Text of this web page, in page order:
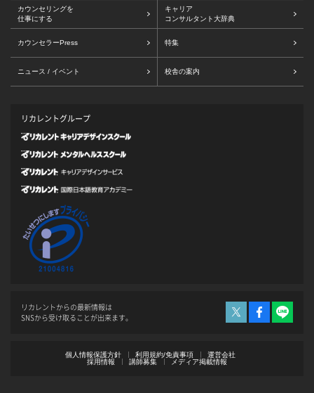
カウンセリングを
仕事にする
キャリア
コンサルタント大辞典
カウンセラーPress 特集
ニュース / イベント 校舎の案内
リカレントグループ
リカレントからの最新情報は
SNSから受け取ることが出来ます。
個人情報保護方針 利用規約/免責事項
運営会社
採用情報
講師募集 メディア掲載情報